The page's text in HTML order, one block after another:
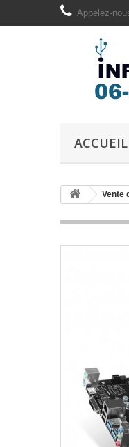
Appelez-
ACCUEIL
Vente